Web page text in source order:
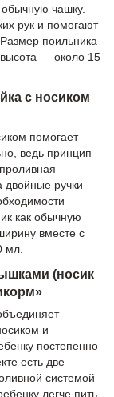
чашку.
рук и помогают
поильника
— около 15
с носиком
помогает
ведь принцип
двойные ручки
как обычную
вместе с
мл.
(носик
и
постепенно
есть две
системой
легче пить.